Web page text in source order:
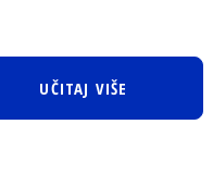
UČITAJ VIŠE